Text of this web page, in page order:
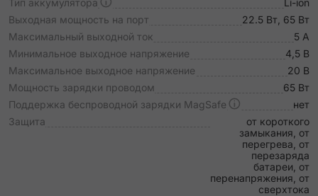
Тип аккумулятора
Li-ion
Выходная мощность на порт
22.5 Вт, 65 Вт
Максимальный выходной ток
5 А
Минимальное выходное напряжение
4,5 В
Максимальное выходное напряжение
20 В
Мощность зарядки проводом
65 Вт
Поддержка беспроводной зарядки MagSafe
нет
Защита
от короткого
замыкания, от
перегрева, от
перезаряда
батареи, от
перенапряжения, от
сверхтока